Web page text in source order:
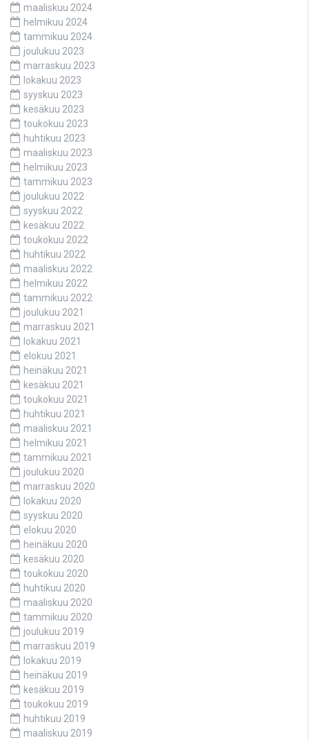
maaliskuu 2024
helmikuu 2024
tammikuu 2024
joulukuu 2023
marraskuu 2023
lokakuu 2023
syyskuu 2023
kesäkuu 2023
toukokuu 2023
huhtikuu 2023
maaliskuu 2023
helmikuu 2023
tammikuu 2023
joulukuu 2022
syyskuu 2022
kesäkuu 2022
toukokuu 2022
huhtikuu 2022
maaliskuu 2022
helmikuu 2022
tammikuu 2022
joulukuu 2021
marraskuu 2021
lokakuu 2021
elokuu 2021
heinäkuu 2021
kesäkuu 2021
toukokuu 2021
huhtikuu 2021
maaliskuu 2021
helmikuu 2021
tammikuu 2021
joulukuu 2020
marraskuu 2020
lokakuu 2020
syyskuu 2020
elokuu 2020
heinäkuu 2020
kesäkuu 2020
toukokuu 2020
huhtikuu 2020
maaliskuu 2020
tammikuu 2020
joulukuu 2019
marraskuu 2019
lokakuu 2019
heinäkuu 2019
kesäkuu 2019
toukokuu 2019
huhtikuu 2019
maaliskuu 2019